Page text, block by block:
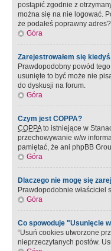
postąpić zgodnie z
można się na nie logować.
że podałeś poprawny
Góra
Zarejestrowałem się
Prawdopodobny powód
usunięte to być może nie
do dyskusji na forum.
Góra
Czym jest COPPA?
COPPAto istniejące w
przechowywanie w/w
pamiętać, że ani phpBB
Góra
Dlaczego nie mogę się
Prawdopodobnie właściciel
Góra
Co spowoduje "Usunięcie
“Usuń cookies utworzone
nieprzeczytanych postów.